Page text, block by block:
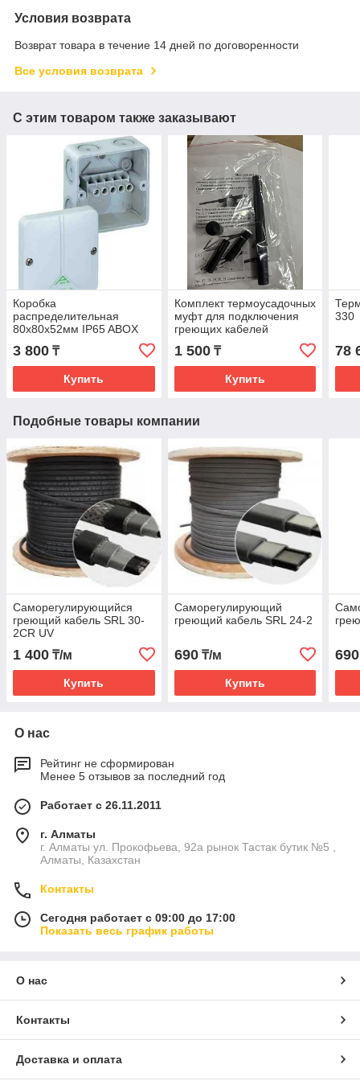
Условия возврата
Возврат товара в течение 14 дней по договоренности
Все условия возврата
С этим товаром также заказывают
Коробка
распределительная
80х80х52мм IP65 ABOX
3 800 ₸
Купить
Комплект термоусадочных
муфт для подключения
греющих кабелей
1 500₸
Купить
330
78
Подобные товары компании
Саморегулирующийся
греющий кабель SRL 30-
2CR UV
1 400 ₸/м
Купить
Саморегулирующий
греющий кабель SRL 24-2
690₸/м
Купить
690
О нас
Рейтинг не сформирован
Менее 5 отзывов за последний год
Работает с 26.11.2011
г. Алматы
г. Алматы ул. Прокофьева, 92а рынок Тастак бутик №5 ,
Алматы, Казахстан
Контакты
Сегодня работает с 09:00 до 17:00
Показать весь график работы
О нас
Контакты
Доставка и оплата